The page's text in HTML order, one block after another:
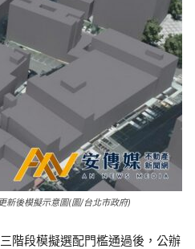
新後模擬示意圖(圖/台北市政府)
階段模擬選配門檻通過後，公辦